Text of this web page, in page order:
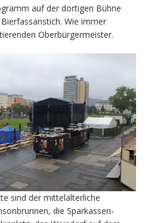
auf der dortigen Bühne
Wie immer
Oberbürgermeister.
sind der mittelalterliche
die Sparkassen-